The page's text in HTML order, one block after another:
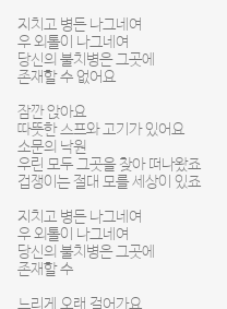
지치고 병든 나그네여
우 외톨이 나그네여
당신의 불치병은 그곳에
존재할 수 없어요
잠깐 앉아요
따뜻한 스프와 고기가 있어요
소문의 낙원
우린 모두 그곳을 찾아 떠나왔죠
겁쟁이는 절대 모를 세상이 있죠
지치고 병든 나그네여
우 외톨이 나그네여
당신의 불치병은 그곳에
존재할 수
느리게 오래 걸어가요